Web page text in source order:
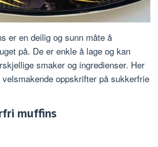
er en deilig og sunn måte å
på. De er enkle å lage og kan
smaker og ingredienser. Her
oppskrifter på sukkerfrie
muffins